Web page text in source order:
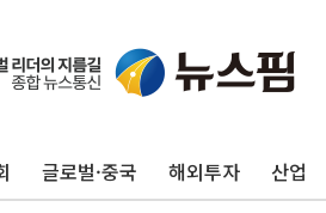
글로벌·중국 해외투자 산업
, 오늘 제주·인천 경선 결과 발표...'김민석